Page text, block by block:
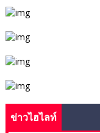
ข่าวไฮไลท์